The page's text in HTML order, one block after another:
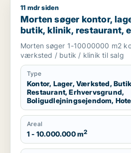
Morten søger kontor, lager,
11 mdr siden
Morten søger kontor,
butik, klinik, restaurant,
boligudlejningsejendom,
produktionslokaler til
Nordjylland
Morten søger 1-10000000 m2
værksted / butik / klinik til salg
Type
Kontor, Lager, Værksted,
Restaurant, Erhvervsgrund,
Boligudlejningsejendom,
Produktionslokaler
Areal
1 - 10.000.000 m2